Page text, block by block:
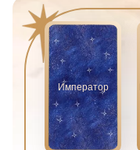
Император